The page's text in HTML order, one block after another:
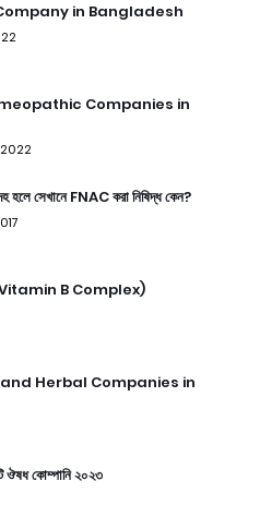
in Bangladesh
Companies in
হলে সেখানে FNAC করা নিষিদ্ধ কেন?
(Vitamin B Complex)
Herbal Companies in
ঔষধ কোম্পানি ২০২৩